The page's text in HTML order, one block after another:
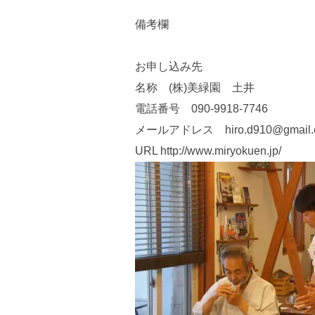
備考欄
お申し込み先
名称 (株)美緑園 土井
電話番号 090-9918-7746
メールアドレス
URL http://www.miryokuen.jp/